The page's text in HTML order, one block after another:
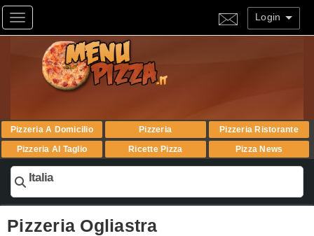
Toggle navigation Login
Pizzeria A Domicilio Pizzeria
Pizzeria Ristorante
Pizzeria Al Taglio
Ricette Pizza Pizza News
Italia
Pizzeria Ogliastra